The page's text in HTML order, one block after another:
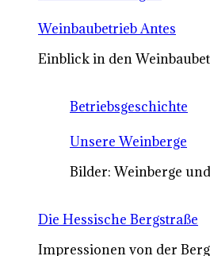
Weinbaubetrieb Antes
Einblick in den
Betriebsgeschichte
Unsere Weinberge
Bilder: Weinberge
Die Hessische Bergstraße
Impressionen von der